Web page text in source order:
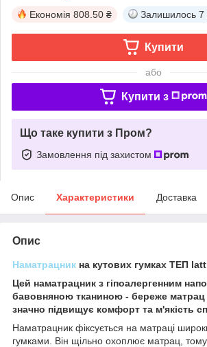
Економія 808.50 ₴ Залишилось 7
Купити
або
Купити з
Що таке купити з Пром?
Замовлення під захистом
Опис Характеристики Доставка
Опис
Наматрацник на кутових гумках ТЕП
Цей наматрацник з гіпоалергенним
бавовняною тканиною - береже матрац
значно підвищує комфорт та м'якість
Наматрацник фіксується на матраці
гумками. Він щільно охоплює матрац,